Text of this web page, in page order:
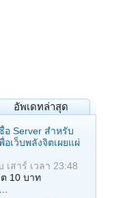
อัพเดทล่าสุด
Server สำหรับ
เว็บพลังจิตเผยแผ่
เสาร์ เวลา 23:48
10 บาท